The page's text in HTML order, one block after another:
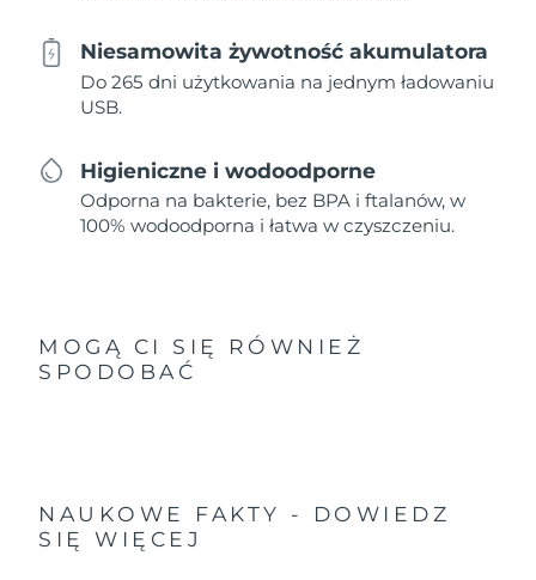
Niesamowita żywotność akumulatora
Do 265 dni użytkowania na jednym ładowaniu
USB.
Higieniczne i wodoodporne
Odporna na bakterie, bez BPA i ftalanów, w
100% wodoodporna i łatwa w czyszczeniu.
MOGĄ CI SIĘ RÓWNIEŻ
SPODOBAĆ
NAUKOWE FAKTY - DOWIEDZ
SIĘ WIĘCEJ